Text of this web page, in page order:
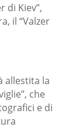
di Kiev”,
il “Valzer
allestita la
che
e di